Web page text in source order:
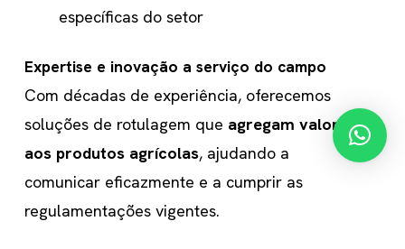
específicas do setor
Expertise e inovação a serviço do campo
Com décadas de experiência, oferecemos
soluções de rotulagem que agregam valor
aos produtos agrícolas, ajudando a
comunicar eficazmente e a cumprir as
regulamentações vigentes.